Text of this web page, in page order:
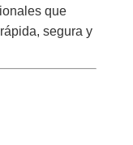
que
segura y